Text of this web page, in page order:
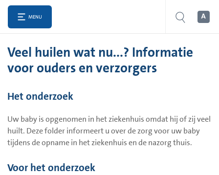
MENU
Veel huilen wat nu...? Informatie
voor ouders en verzorgers
Het onderzoek
Uw baby is opgenomen in het ziekenhuis omdat hij of zij veel
huilt. Deze folder informeert u over de zorg voor uw baby
tijdens de opname in het ziekenhuis en de nazorg thuis.
Voor het onderzoek